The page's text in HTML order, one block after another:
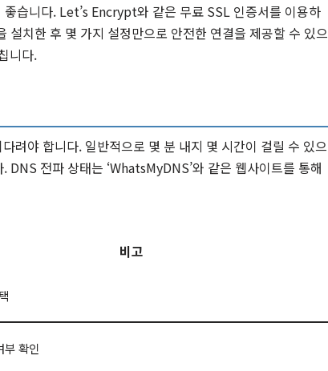
습니다. Let’s Encrypt와 같은 무료 SSL 인증서를 이용하
치한 후 몇 가지 설정만으로 안전한 연결을 제공할 수 있으
니다.
려야 합니다. 일반적으로 몇 분 내지 몇 시간이 걸릴 수 있으
전파 상태는 ‘WhatsMyDNS’와 같은 웹사이트를 통해
비고
확인